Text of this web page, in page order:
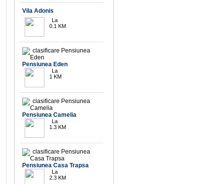
Vila Adonis
La
0.1 KM
Pensiunea Eden
La
1 KM
Pensiunea Camelia
La
1.3 KM
Pensiunea Casa Trapsa
La
2.3 KM